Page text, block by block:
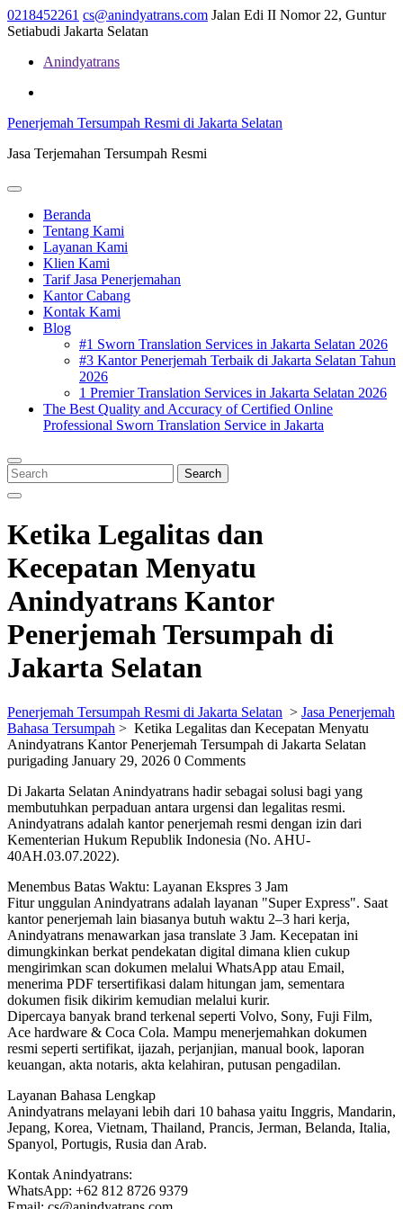
Skip
to
0218452261 cs@anindyatrans.com Jalan Edi II Nomor 22, Guntur
Setiabudi Jakarta Selatan
Anindyatrans
Penerjemah Tersumpah Resmi di Jakarta Selatan
Jasa Terjemahan Tersumpah Resmi
Open
Beranda
Tentang Kami
Layanan Kami
Klien Kami
Tarif Jasa Penerjemahan
Kantor Cabang
Kontak Kami
Blog
#1 Sworn Translation Services in Jakarta Selatan 2026
#3 Kantor Penerjemah Terbaik di Jakarta Selatan Tahun
2026
1 Premier Translation Services in Jakarta Selatan 2026
The Best Quality and Accuracy of Certified Online
Professional Sworn Translation Service in Jakarta
Close
Menu
Search
for:
Search
Ketika Legalitas dan
Kecepatan Menyatu
Anindyatrans Kantor
Penerjemah Tersumpah di
Jakarta Selatan
Penerjemah Tersumpah Resmi di Jakarta Selatan > Jasa Penerjemah
Bahasa Tersumpah > Ketika Legalitas dan Kecepatan Menyatu
Anindyatrans Kantor Penerjemah Tersumpah di Jakarta Selatan
purigading January 29, 2026 0 Comments
Di Jakarta Selatan Anindyatrans hadir sebagai solusi bagi yang
membutuhkan perpaduan antara urgensi dan legalitas resmi.
Anindyatrans adalah kantor penerjemah resmi dengan izin dari
Kementerian Hukum Republik Indonesia (No. AHU-
40AH.03.07.2022).
Menembus Batas Waktu: Layanan Ekspres 3 Jam
Fitur unggulan Anindyatrans adalah layanan "Super Express". Saat
kantor penerjemah lain biasanya butuh waktu 2–3 hari kerja,
Anindyatrans menawarkan jasa translate 3 Jam. Kecepatan ini
dimungkinkan berkat pendekatan digital dimana klien cukup
mengirimkan scan dokumen melalui WhatsApp atau Email,
menerima PDF tersertifikasi dalam hitungan jam, sementara
dokumen fisik dikirim kemudian melalui kurir.
Dipercaya banyak brand terkenal seperti Volvo, Sony, Fuji Film,
Ace hardware & Coca Cola. Mampu menerjemahkan dokumen
resmi seperti sertifikat, ijazah, perjanjian, manual book, laporan
keuangan, akta notaris, akta kelahiran, putusan pengadilan.
Layanan Bahasa Lengkap
Anindyatrans melayani lebih dari 10 bahasa yaitu Inggris, Mandarin,
Jepang, Korea, Vietnam, Thailand, Prancis, Jerman, Belanda, Italia,
Spanyol, Portugis, Rusia dan Arab.
Kontak Anindyatrans:
WhatsApp: +62 812 8726 9379